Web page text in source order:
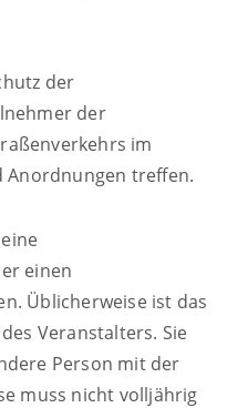
der
der
im
Anordnungen treffen.
einen
Üblicherweise ist das
Veranstalters. Sie
Person mit der
muss nicht volljährig